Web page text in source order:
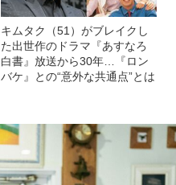
キムタク（51）がブレイクし
た出世作のドラマ『あすなろ
白書』放送から30年…『ロン
バケ』との“意外な共通点”とは